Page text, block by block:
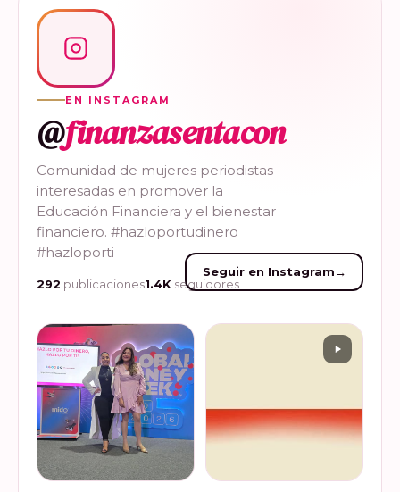
EN INSTAGRAM
@finanzasentacon
Comunidad de mujeres periodistas
interesadas en promover la
Educación Financiera y el bienestar
financiero. #hazloportudinero
#hazloporti
292 publicaciones1.4K seguidores
Seguir en Instagram→